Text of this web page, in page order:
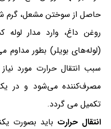
حاصل از سوختن مشعل، گرم
روغن داغ، وارد مدار
(لوله‌های بویلر) بطور
سبب انتقال حرارت مورد
مصرف‌کننده می‌شود و در یک
تکمیل می گردد.
انتقال حرارت باید بصورت